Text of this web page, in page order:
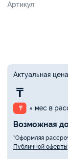
Артикул:
Актуальная цена
₸
₸ × мес в
Возможная
*Оформляя
Публичной оферты